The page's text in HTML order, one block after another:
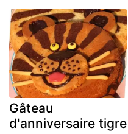
Gâteau
d'anniversaire tigre